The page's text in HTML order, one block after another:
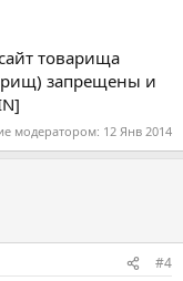
товарища
запрещены и
модератором: 12 Янв 2014
#4